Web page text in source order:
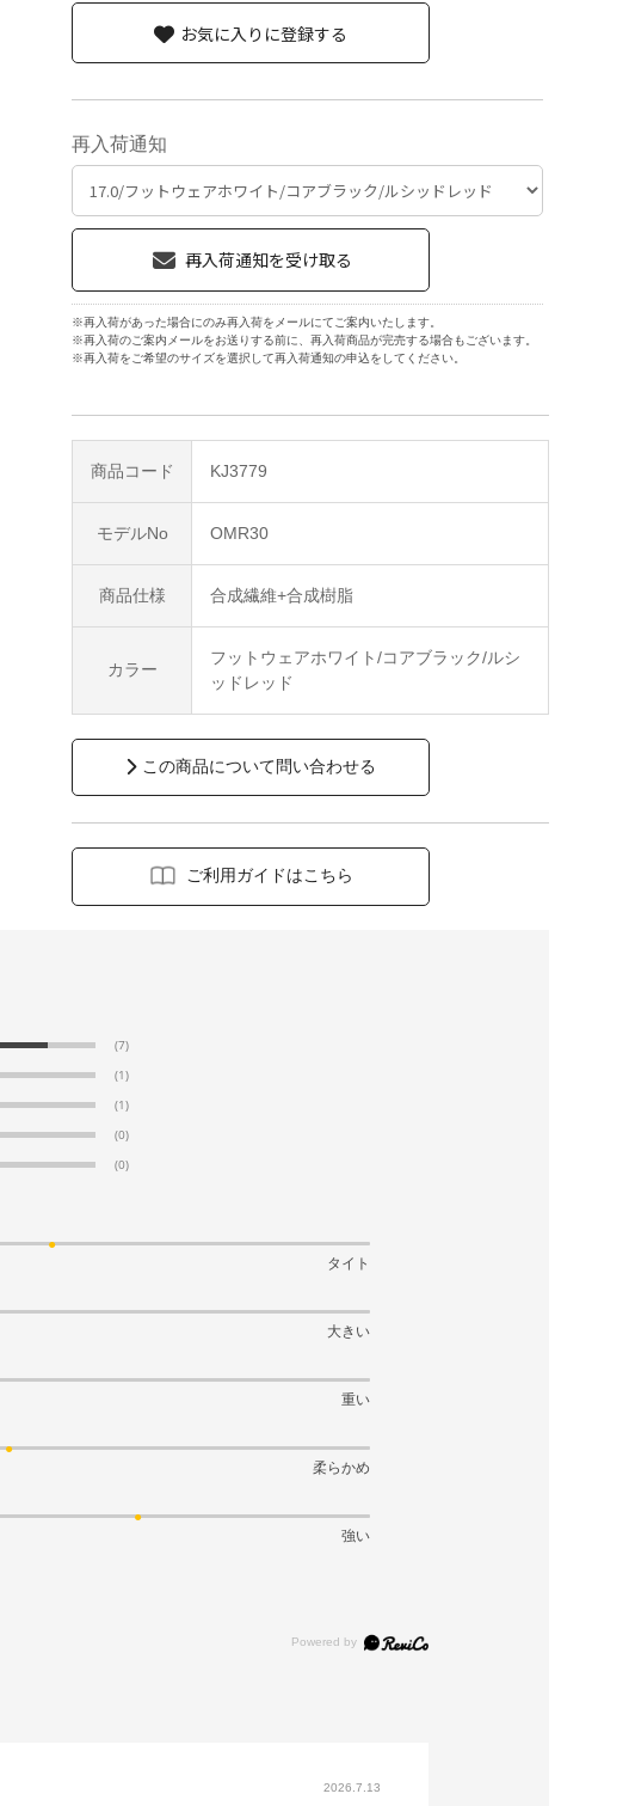
商品コード KJ3779
モデルNo OMR30
商品仕様 合成繊維+合成樹脂
カラー
フットウェアホワイト/コアブラック/ルシ
ッドレッド
この商品について問い合わせる
ご利用ガイドはこちら
再入荷通知
※再入荷があった場合にのみ再入荷をメールにてご案内いたします。
※再入荷のご案内メールをお送りする前に、再入荷商品が完売する場合もございます。
※再入荷をご希望のサイズを選択して再入荷通知の申込をしてください。
お気に入りに登録する
(7)
(1)
(1)
(0)
(0)
タイト
大きい
重い
柔らかめ
強い
2026.7.13